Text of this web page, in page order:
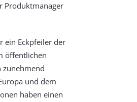
Produktmanager
ein Eckpfeiler der
öffentlichen
zunehmend
und dem
haben einen